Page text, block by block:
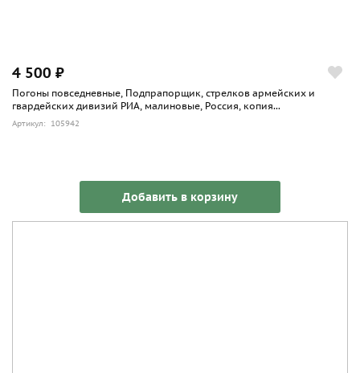
4 500 ₽
Погоны повседневные, Подпрапорщик, стрелков армейских и
гвардейских дивизий РИА, малиновые, Россия, копия...
Артикул: 105942
Добавить в корзину